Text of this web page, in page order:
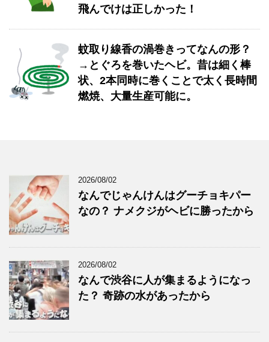
飛んでけは正しかった！
蚊取り線香の渦巻きってなんの形？
→とぐろを巻いたヘビ。昔は細く棒
状、2本同時に巻くことで太く長時間
燃焼、大量生産可能に。
2026/08/02
なんでじゃんけんはグーチョキパー
なの？ ナメクジがヘビに勝ったから
2026/08/02
なんで渋谷に人が集まるようになっ
た？ 奇跡の水があったから